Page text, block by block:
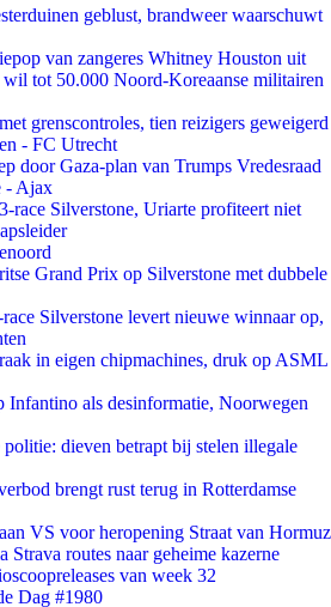
geblust, brandweer waarschuwt
van zangeres Whitney Houston uit
tot 50.000 Noord-Koreaanse militairen
grenscontroles, tien reizigers geweigerd
- FC Utrecht
door Gaza-plan van Trumps Vredesraad
- Ajax
race Silverstone, Uriarte profiteert niet
Grand Prix op Silverstone met dubbele
Silverstone levert nieuwe winnaar op,
in eigen chipmachines, druk op ASML
als desinformatie, Noorwegen
dieven betrapt bij stelen illegale
brengt rust terug in Rotterdamse
VS voor heropening Straat van Hormuz
routes naar geheime kazerne
van week 32
Dag #1980